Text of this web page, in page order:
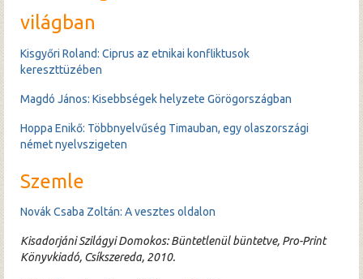
világban
Kisgyőri Roland: Ciprus az etnikai konfliktusok
kereszttüzében
Magdó János: Kisebbségek helyzete Görögországban
Hoppa Enikő: Többnyelvűség Timauban, egy olaszországi
német nyelvszigeten
Szemle
Novák Csaba Zoltán: A vesztes oldalon
Kisadorjáni Szilágyi Domokos: Büntetlenül büntetve, Pro-Print
Könyvkiadó, Csíkszereda, 2010.